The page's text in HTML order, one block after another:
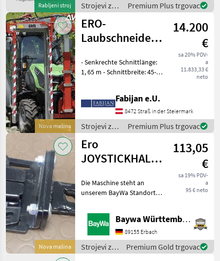
Rabljeni stroj
Strojevi za
vinogradarstvo
/ Ero
Premium Plus trgovac
Nova mašina
ERO-
Laubschneider
14.200
€
sa 20% PDV-
a
11.833,33 €
neto
- Senkrechte Schnittlänge:
1, 65 m - Schnittbreite: 45-
Manuelle
Seitenverschiebung -
Manuelle Seitenneigung am
Schneidb
Fabijan e.U.
8472 Straß in der Steiermark
Strojevi za
vinogradarstvo
/ Ero
Premium Plus trgovac
Nova mašina
Ero
JOYSTICKHALTER
113,05
€
sa 19% PDV-
a
95 € neto
Die Maschine steht an
unserem BayWa Standort in
BrackenheimGerne steht
Ihnen Herr Stein unter Tel.:
015116104371 für Ihre
Anfrage zur Verfügung!ERO
Joystick
Baywa Württemberg
89155 Erbach
Strojevi za
vinogradarstvo
Premium Gold trgovac